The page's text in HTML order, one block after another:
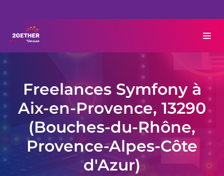
Freelances Symfony à
Aix-en-Provence, 13290
(Bouches-du-Rhône,
Provence-Alpes-Côte
d'Azur)